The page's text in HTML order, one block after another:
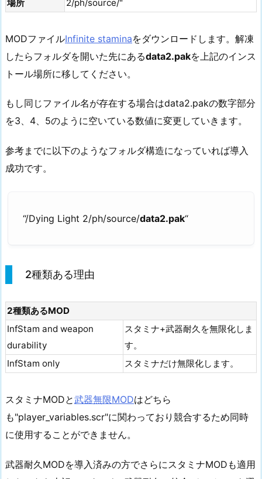
場所
2/ph/source/"
MODファイルInfinite staminaをダウンロードします。解凍
したらフォルダを開いた先にあるdata2.pakを上記のインス
トール場所に移してください。
もし同じファイル名が存在する場合はdata2.pakの数字部分
を3、4、5のように空いている数値に変更していきます。
参考までに以下のようなフォルダ構造になっていれば導入
成功です。
“/Dying Light 2/ph/source/data2.pak“
2種類ある理由
2種類あるMOD
InfStam and weapon
durability
スタミナ+武器耐久を無限化しま
す。
InfStam only
スタミナだけ無限化します。
スタミナMODと武器無限MODはどちら
も"player_variables.scr"に関わっており競合するため同時
に使用することができません。
武器耐久MODを導入済みの方でさらにスタミナMODも適用